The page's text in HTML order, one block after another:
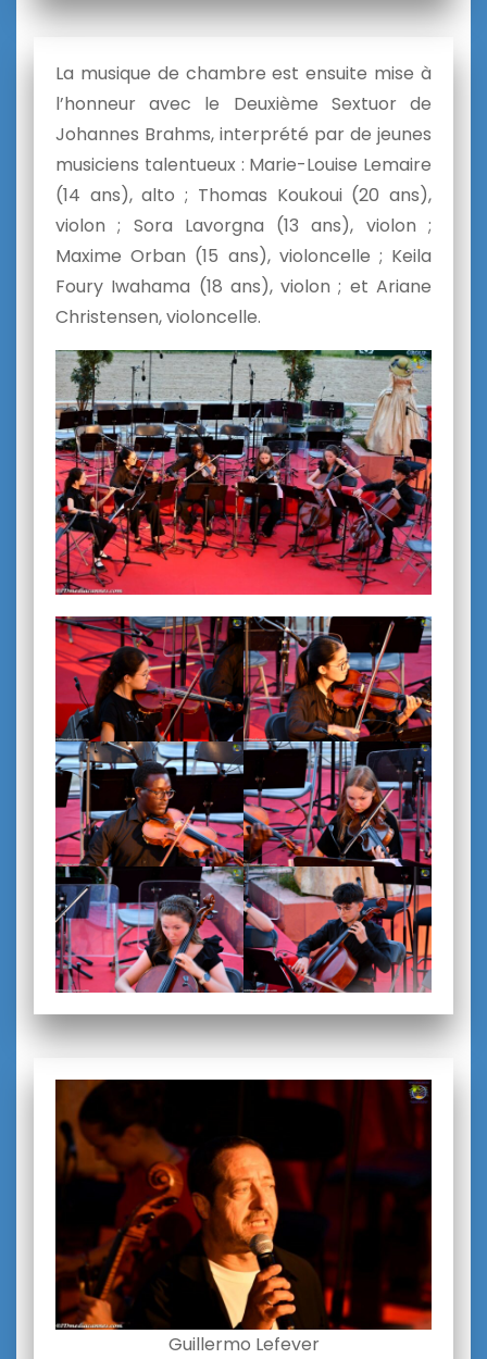
La musique de chambre est ensuite mise à
l’honneur avec le Deuxième Sextuor de
Johannes Brahms, interprété par de jeunes
musiciens talentueux : Marie-Louise Lemaire
(14 ans), alto ; Thomas Koukoui (20 ans),
violon ; Sora Lavorgna (13 ans), violon ;
Maxime Orban (15 ans), violoncelle ; Keila
Foury Iwahama (18 ans), violon ; et Ariane
Christensen, violoncelle.
Guillermo Lefever